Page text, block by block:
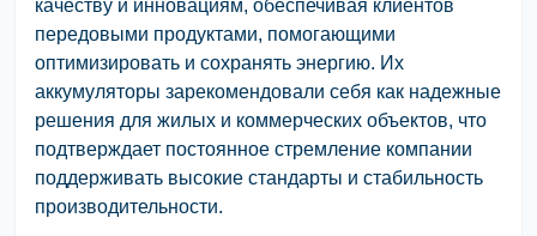
качеству и инновациям, обеспечивая клиентов
передовыми продуктами, помогающими
оптимизировать и сохранять энергию. Их
аккумуляторы зарекомендовали себя как надежные
решения для жилых и коммерческих объектов, что
подтверждает постоянное стремление компании
поддерживать высокие стандарты и стабильность
производительности.